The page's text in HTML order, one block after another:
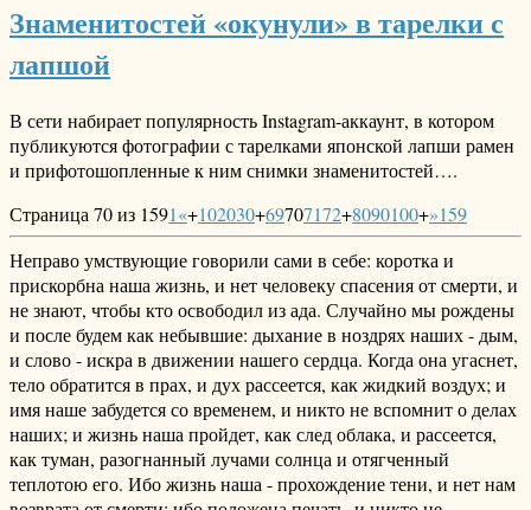
Знаменитостей «окунули» в тарелки с
лапшой
В сети набирает популярность Instagram-аккаунт, в котором
публикуются фотографии с тарелками японской лапши рамен
и прифотошопленные к ним снимки знаменитостей….
Страница 70 из 1591«+102030+69707172+8090100+»159
Неправо умствующие говорили сами в себе: коротка и
прискорбна наша жизнь, и нет человеку спасения от смерти, и
не знают, чтобы кто освободил из ада. Случайно мы рождены
и после будем как небывшие: дыхание в ноздрях наших - дым,
и слово - искра в движении нашего сердца. Когда она угаснет,
тело обратится в прах, и дух рассеется, как жидкий воздух; и
имя наше забудется со временем, и никто не вспомнит о делах
наших; и жизнь наша пройдет, как след облака, и рассеется,
как туман, разогнанный лучами солнца и отягченный
теплотою его. Ибо жизнь наша - прохождение тени, и нет нам